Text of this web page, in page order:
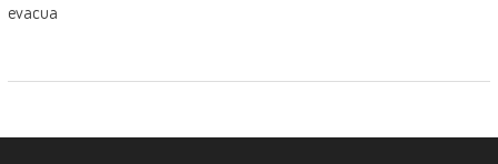
evacua